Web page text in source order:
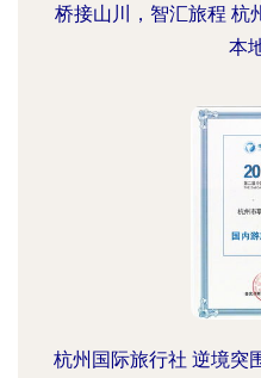
桥接山川，智汇旅程 杭
本
杭州国际旅行社 逆境突